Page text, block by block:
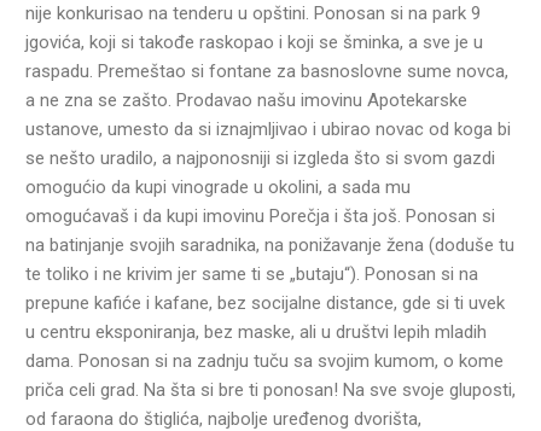
nije konkurisao na tenderu u opštini. Ponosan si na park 9
jgovića, koji si takođe raskopao i koji se šminka, a sve je u
raspadu. Premeštao si fontane za basnoslovne sume novca,
a ne zna se zašto. Prodavao našu imovinu Apotekarske
ustanove, umesto da si iznajmljivao i ubirao novac od koga bi
se nešto uradilo, a najponosniji si izgleda što si svom gazdi
omogućio da kupi vinograde u okolini, a sada mu
omogućavaš i da kupi imovinu Porečja i šta još. Ponosan si
na batinjanje svojih saradnika, na ponižavanje žena (doduše tu
te toliko i ne krivim jer same ti se „butaju“). Ponosan si na
prepune kafiće i kafane, bez socijalne distance, gde si ti uvek
u centru eksponiranja, bez maske, ali u društvi lepih mladih
dama. Ponosan si na zadnju tuču sa svojim kumom, o kome
priča celi grad. Na šta si bre ti ponosan! Na sve svoje gluposti,
od faraona do štiglića, najbolje uređenog dvorišta,